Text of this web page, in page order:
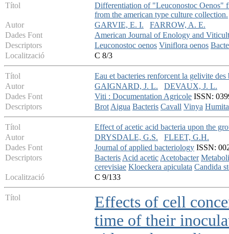
Títol
Differentiation of "Leuconostoc Oenos"
from the american type culture collection.
Autor
GARVIE, E. I.
FARROW, A. E.
Dades Font
American Journal of Enology and
Descriptors
Leuconostoc oenos Viniflora oenos
Localització
C 8/3
Títol
Eau et bacteries renforcent la gelivite des
Autor
GAIGNARD, J. L.
DEVAUX, J. L.
Dades Font
Viti : Documentation Agricole ISSN:
Descriptors
BrotAigua Bacteris Cavall Vinya
Títol
Effect of acetic acid bacteria upon the
Autor
DRYSDALE, G.S.
FLEET, G.H.
Dades Font
Journal of applied bacteriology ISSN:
Descriptors
BacterisAcid aceticAcetobacter
cerevisiae Kloeckera apiculata Candida
Localització
C 9/133
Títol
Effects of cell
time of their